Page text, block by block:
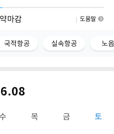
마감 도움말
국적항공 실속항공 노
수 목 금 토